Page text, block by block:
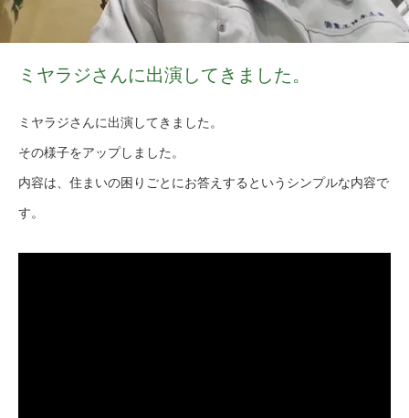
ミヤラジさんに出演してきました。
ミヤラジさんに出演してきました。
その様子をアップしました。
内容は、住まいの困りごとにお答えするというシンプルな内容で
す。